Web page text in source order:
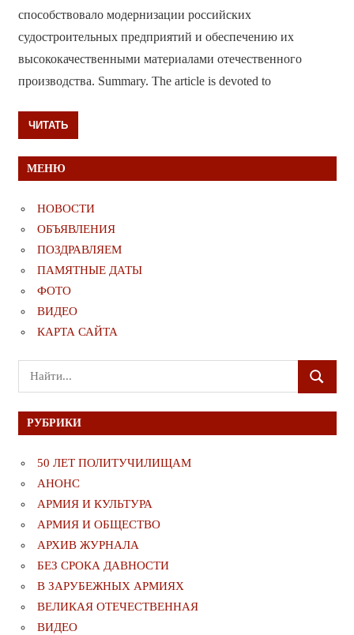
способствовало модернизации российских
судостроительных предприятий и обеспечению их
высококачественными материалами отечественного
производства. Summary. The article is devoted to
ЧИТАТЬ
МЕНЮ
НОВОСТИ
ОБЪЯВЛЕНИЯ
ПОЗДРАВЛЯЕМ
ПАМЯТНЫЕ ДАТЫ
ФОТО
ВИДЕО
КАРТА САЙТА
Поиск
для:
ПОИСК
РУБРИКИ
50 ЛЕТ ПОЛИТУЧИЛИЩАМ
АНОНС
АРМИЯ И КУЛЬТУРА
АРМИЯ И ОБЩЕСТВО
АРХИВ ЖУРНАЛА
БЕЗ СРОКА ДАВНОСТИ
В ЗАРУБЕЖНЫХ АРМИЯХ
ВЕЛИКАЯ ОТЕЧЕСТВЕННАЯ
ВИДЕО